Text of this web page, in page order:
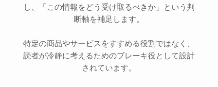
し、「この情報をどう受け取るべきか」という判
断軸を補足します。
特定の商品やサービスをすすめる役割ではなく、
読者が冷静に考えるためのブレーキ役として設計
されています。